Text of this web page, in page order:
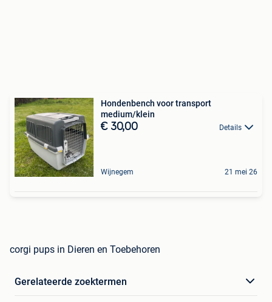
Hondenbench voor transport
medium/klein
€ 30,00 Details
Wijnegem 21 mei 26
corgi pups in Dieren en Toebehoren
Gerelateerde zoektermen